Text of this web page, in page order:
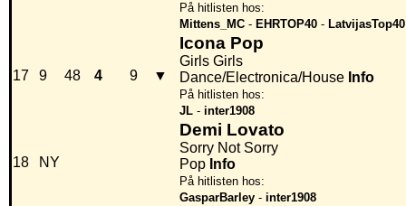
På hitlisten hos:
Mittens_MC - EHRTOP40 - LatvijasTop40
17 9 48 4 9 ▼
Icona Pop
Girls Girls
Dance/Electronica/House Info
På hitlisten hos:
JL - inter1908
18 NY
Demi Lovato
Sorry Not Sorry
Pop Info
På hitlisten hos:
GasparBarley - inter1908